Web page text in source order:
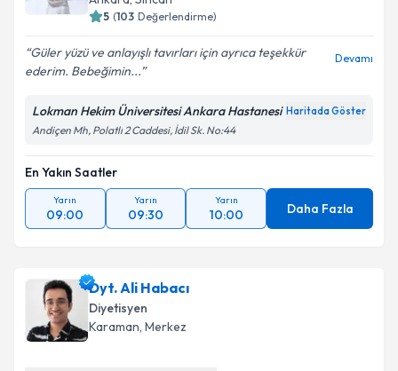
Ankara,Sincan
( Değerlendirme)
Güler yüzü ve anlayışlı tavırları için ayrıca teşekkür
ederim. Bebeğimin...
Lokman Hekim Üniversitesi Ankara Hastanesi
Andiçen Mh, Polatlı 2 Caddesi, İdil Sk. No:44
En Yakın Saatler
Yarın
09:00
Yarın
09:30
Yarın
10:00 Daha Fazla
Dyt. Ali Habacı
Diyetisyen
Karaman, Merkez